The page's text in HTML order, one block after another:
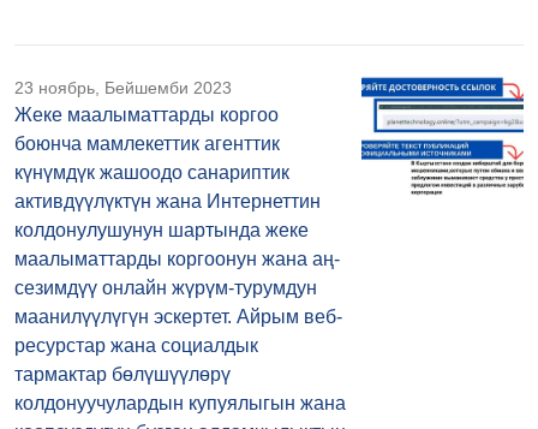
23 ноябрь, Бейшемби 2023
Жеке маалыматтарды коргоо
боюнча мамлекеттик агенттик
күнүмдүк жашоодо санариптик
активдүүлүктүн жана Интернеттин
колдонулушунун шартында жеке
маалыматтарды коргоонун жана аң-
сезимдүү онлайн жүрүм-турумдун
маанилүүлүгүн эскертет. Айрым веб-
ресурстар жана социалдык
тармактар бөлүшүүлөрү
колдонуучулардын купуялыгын жана